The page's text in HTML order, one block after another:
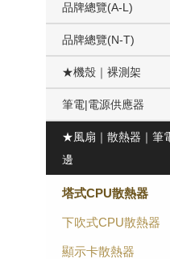
品牌總覽(A-L)
品牌總覽(N-T)
★機殼｜裸測架
筆電|電源供應器
★風扇｜散熱器｜筆
邊
塔式CPU散熱器
下吹式CPU散熱器
顯示卡散熱器